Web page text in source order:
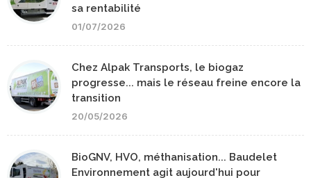
sa rentabilité
01/07/2026
Chez Alpak Transports, le biogaz
progresse... mais le réseau freine encore la
transition
20/05/2026
BioGNV, HVO, méthanisation... Baudelet
Environnement agit aujourd'hui pour